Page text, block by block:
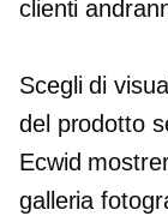
clienti
Scegli di
del prodotto
Ecwid
galleria